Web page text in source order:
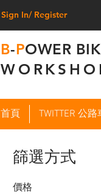
Sign In/ Register
B-POWER
首頁 TWITTER 公路
篩選方式
價格